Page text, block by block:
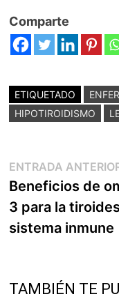
Comparte
ETIQUETADO
HIPOTIROIDISMO
de
entradas
ENTRADA
Beneficios de
3 para la
sistema inmune
TAMBIÉN TE